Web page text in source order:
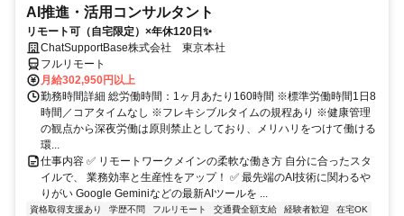
AI推進・活用コンサルタント
リモート可（自宅限定）×年休120日✨
ChatSupportBase株式会社 東京本社
フルリモート
月給302,950円以上
勤務時間詳細 総労働時間：1ヶ月あたり160時間 ※標準労働時間1日8
時間／コアタイムなし ※フレキシブルタイムの規程あり ※健康管理
の観点から深夜労働は原則禁止としており、メリハリをつけて働ける
環...
仕事内容 ✅ リモートワークメインの柔軟な働き方 自分に合ったスタ
イルで、 業務効率と生産性をアップ！ ✅ 最先端のAI技術に関わるや
りがい Google Geminiなどの最新AIツールを ...
資格取得支援あり 学歴不問 フルリモート 交通費全額支給 経験者歓迎
在宅OK